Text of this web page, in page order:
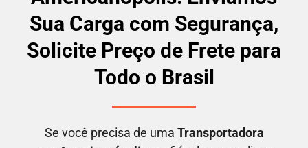
Sua Carga com Segurança,
Solicite Preço de Frete para
Todo o Brasil
Se você precisa de uma Transportadora